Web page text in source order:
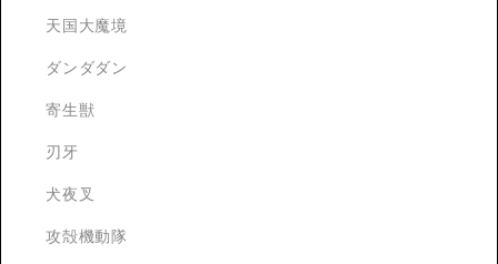
天国大魔境
ダンダダン
寄生獣
刃牙
犬夜叉
攻殻機動隊